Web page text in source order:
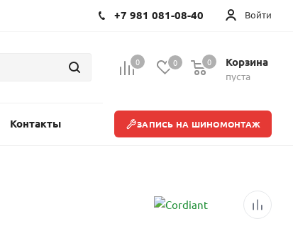
Войти
+7 981 081-08-40
0 0 Корзина
пуста
0
Контакты ЗАПИСЬ НА ШИНОМОНТАЖ